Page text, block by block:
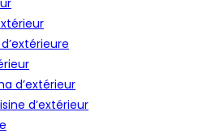
d’extérieur
d’extérieur